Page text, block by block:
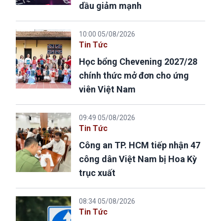
dầu giảm mạnh
10:00 05/08/2026
Tin Tức
Học bổng Chevening 2027/28
chính thức mở đơn cho ứng
viên Việt Nam
09:49 05/08/2026
Tin Tức
Công an TP. HCM tiếp nhận 47
công dân Việt Nam bị Hoa Kỳ
trục xuất
08:34 05/08/2026
Tin Tức